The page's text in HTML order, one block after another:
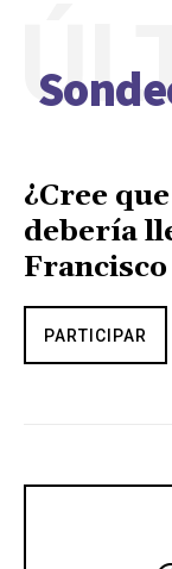
¿Cree
debería
PARTICIPAR